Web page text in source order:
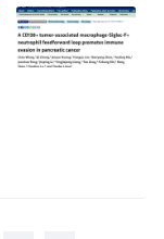
免疫逃逸的"恶性循环